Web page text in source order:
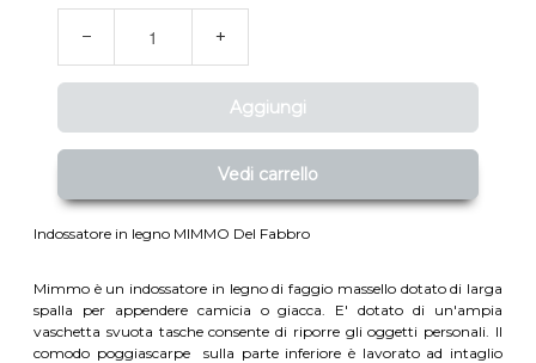
− +
Aggiungi
Vedi carrello
Indossatore in legno MIMMO Del Fabbro
Mimmo è un indossatore in legno di faggio massello dotato di larga
spalla per appendere camicia o giacca. E' dotato di un'ampia
vaschetta svuota tasche consente di riporre gli oggetti personali. Il
comodo poggiascarpe sulla parte inferiore è lavorato ad intaglio